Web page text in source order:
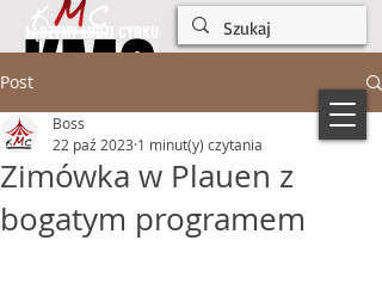
KMC
KMC
ŁĄCZYMY LUDZI CYRKU
Post
Zimówka w Plauen z
bogatym programem
Boss
22 paź 2023 1 minut(y) czytania